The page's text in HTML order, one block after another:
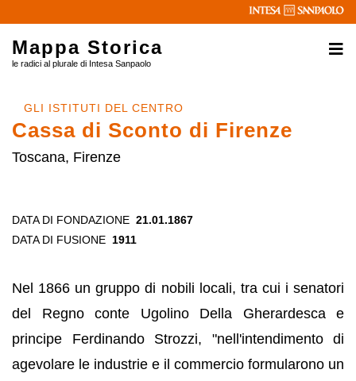
Mappa Storica
le radici al plurale di Intesa Sanpaolo
GLI ISTITUTI DEL CENTRO
Cassa di Sconto di Firenze
Toscana, Firenze
DATA DI FONDAZIONE 21.01.1867
DATA DI FUSIONE 1911
Nel 1866 un gruppo di nobili locali, tra cui i senatori
del Regno conte Ugolino Della Gherardesca e
principe Ferdinando Strozzi, "nell'intendimento di
agevolare le industrie e il commercio formularono un